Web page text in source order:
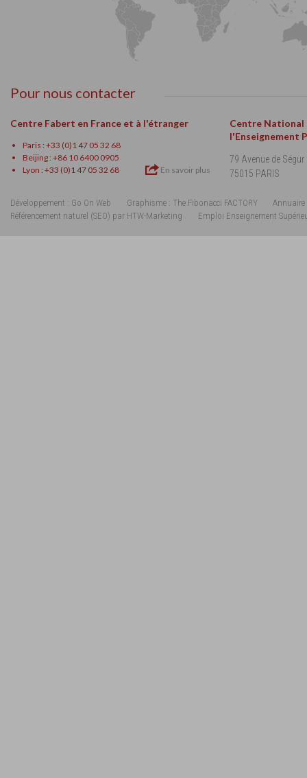
Pour nous contacter
Centre Fabert en France et à l'étranger
Paris : +33 (0)1 47 05 32 68
Beijing : +86 10 6400 0905
Lyon : +33 (0)1 47 05 32 68
En savoir plus
Centre National
l'Enseignement
79 Avenue de Ségur
75015 PARIS
Développement : Go On Web Graphisme : The Fibonacci FACTORY
Annuaire
Référencement naturel (SEO) par HTW-Marketing
Emploi Enseignement